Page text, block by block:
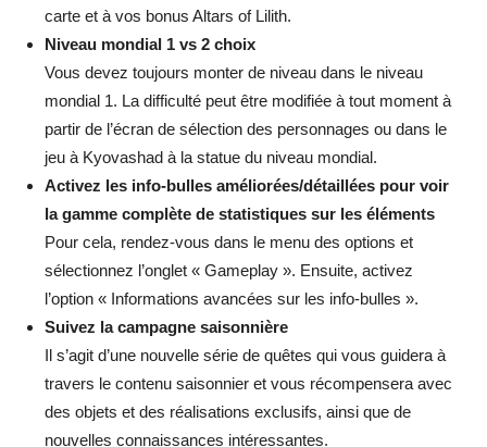
carte et à vos bonus Altars of Lilith.
Niveau mondial 1 vs 2 choix
Vous devez toujours monter de niveau dans le niveau
mondial 1. La difficulté peut être modifiée à tout moment à
partir de l’écran de sélection des personnages ou dans le
jeu à Kyovashad à la statue du niveau mondial.
Activez les info-bulles améliorées/détaillées pour voir
la gamme complète de statistiques sur les éléments
Pour cela, rendez-vous dans le menu des options et
sélectionnez l’onglet « Gameplay ». Ensuite, activez
l’option « Informations avancées sur les info-bulles ».
Suivez la campagne saisonnière
Il s’agit d’une nouvelle série de quêtes qui vous guidera à
travers le contenu saisonnier et vous récompensera avec
des objets et des réalisations exclusifs, ainsi que de
nouvelles connaissances intéressantes.